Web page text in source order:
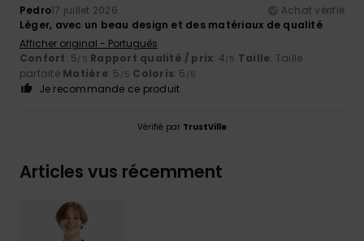
Pedro17 juillet 2026
Achat vérifié
Léger, avec un beau design et des matériaux de qualité
Afficher original - Português
Confort: 5/5 Rapport qualité / prix: 4/5 Taille: Taille
parfaite Matière: 5 /5 Coloris: 5 /5
Je recommande ce produit
Vérifié par TrustVille
Articles vus récemment